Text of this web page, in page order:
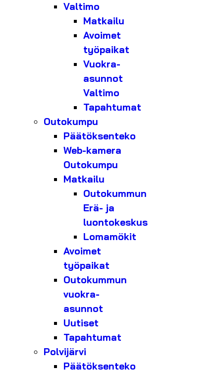
Valtimo
Matkailu
Avoimet
työpaikat
Vuokra-
asunnot
Valtimo
Tapahtumat
Outokumpu
Päätöksenteko
Web-kamera
Outokumpu
Matkailu
Outokummun
Erä- ja
luontokeskus
Lomamökit
Avoimet
työpaikat
Outokummun
vuokra-
asunnot
Uutiset
Tapahtumat
Polvijärvi
Päätöksenteko